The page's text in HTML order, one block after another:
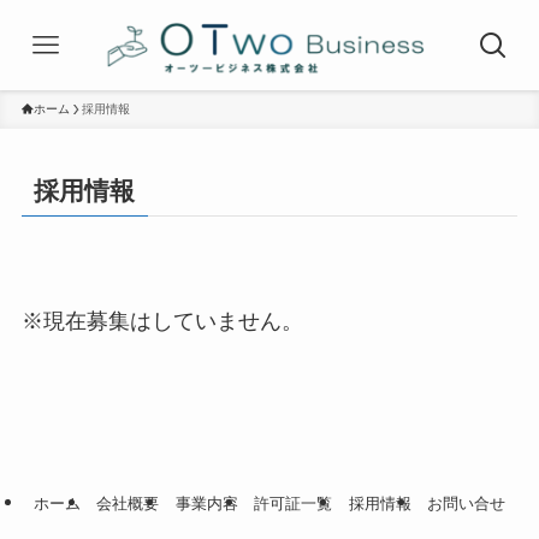
ホーム 採用情報
採用情報
※現在募集はしていません。
ホーム 会社概要 事業内容 許可証一覧 採用情報 お問い合せ